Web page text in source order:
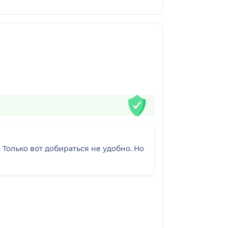
вот добираться не удобно. Но